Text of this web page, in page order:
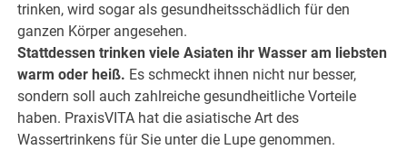
trinken, wird sogar als gesundheitsschädlich für den
ganzen Körper angesehen.
Stattdessen trinken viele Asiaten ihr Wasser am liebsten
warm oder heiß. Es schmeckt ihnen nicht nur besser,
sondern soll auch zahlreiche gesundheitliche Vorteile
haben. PraxisVITA hat die asiatische Art des
Wassertrinkens für Sie unter die Lupe genommen.